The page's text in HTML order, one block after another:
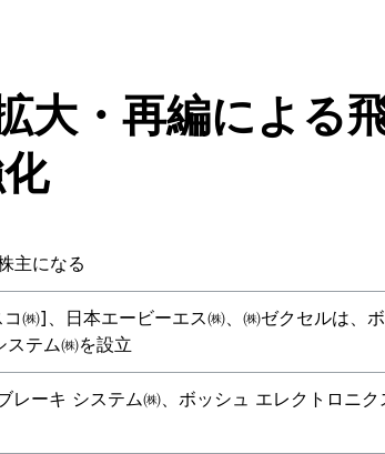
大・再編による
主になる
㈱]、日本エービーエス㈱、㈱ゼクセルは、
テム㈱を設立
ーキ システム㈱、ボッシュ エレクトロニ